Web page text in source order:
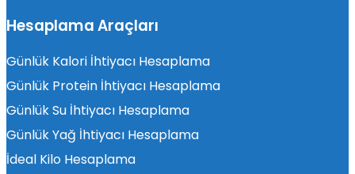
Hesaplama Araçları
Günlük Kalori İhtiyacı Hesaplama
Günlük Protein İhtiyacı Hesaplama
Günlük Su İhtiyacı Hesaplama
Günlük Yağ İhtiyacı Hesaplama
İdeal Kilo Hesaplama